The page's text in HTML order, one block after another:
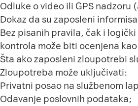
Odluke o video ili GPS nadzoru
Dokaz da su zaposleni
Bez pisanih pravila, čak i
kontrola može biti ocenjena
Šta ako zaposleni zloupotrebi
Zloupotreba može uključivati:
Privatni posao na službenom
Odavanje poslovnih podataka;